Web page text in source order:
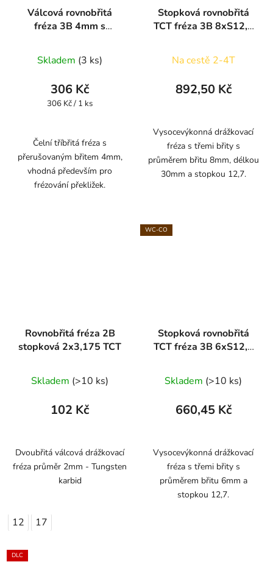
Válcová rovnobřitá
fréza 3B 4mm s
Skladem (3 ks)
306 Kč
Měrná
306 Kč / 1 ks
Čelní tříbřitá fréza s
přerušovaným břitem 4mm,
vhodná především pro
frézování překližek.
Stopková rovnobřitá
TCT fréza 3B 8xS12,7
Na cestě 2-4T
892,50 Kč
Vysocevýkonná drážkovací
fréza s třemi břity s
průměrem břitu 8mm, délkou
30mm a stopkou 12,7.
Rovnobřitá fréza 2B
stopková 2x3,175 TCT
Skladem (>10 ks)
102 Kč
Dvoubřitá válcová drážkovací
fréza průměr 2mm - Tungsten
karbid
12 17
WC-CO
Stopková rovnobřitá
TCT fréza 3B 6xS12,7
Skladem (>10 ks)
660,45 Kč
Vysocevýkonná drážkovací
fréza s třemi břity s
průměrem břitu 6mm a
stopkou 12,7.
DLC